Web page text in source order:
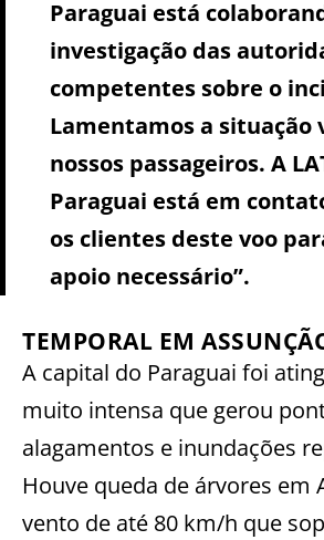
Paraguai está
investigação das
competentes sobre o
Lamentamos a situação
nossos passageiros. A
Paraguai está em
os clientes deste voo
apoio necessário”.
TEMPORAL EM
A capital do Paraguai foi
muito intensa que gerou
alagamentos e inundações
Houve queda de árvores em
vento de até 80 km/h que